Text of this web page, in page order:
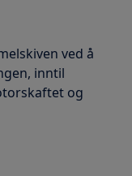
ved å
inntil
og